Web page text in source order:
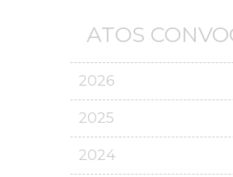
ATOS
2026
2025
2024